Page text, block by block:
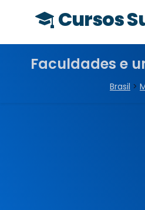
Cursos
Faculdades e
Brasil >